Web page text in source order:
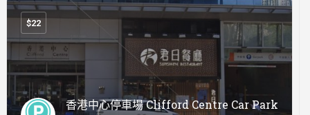
香港中心停車場 Clifford Centre Car Park
$22